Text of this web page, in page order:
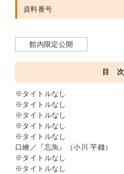
資料番号
館内限定公開
目 次
※タイトルなし
※タイトルなし
※タイトルなし
※タイトルなし
※タイトルなし
口繪／『忘魚』（小川 芋錢）
※タイトルなし
※タイトルなし